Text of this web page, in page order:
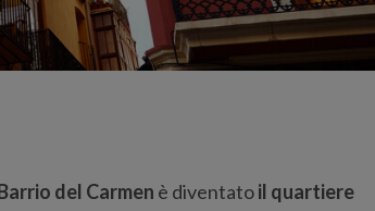
del Carmen è diventatoil quartiere